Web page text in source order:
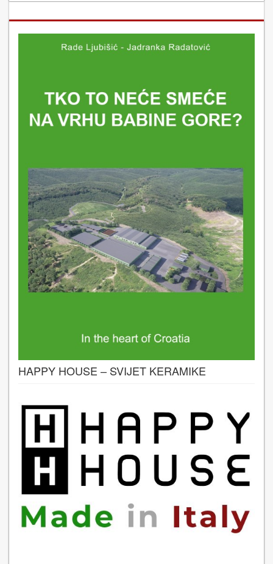
HAPPY HOUSE – SVIJET KERAMIKE